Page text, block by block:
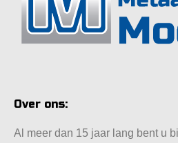
Over ons:
Al meer dan 15 jaar lang bent u